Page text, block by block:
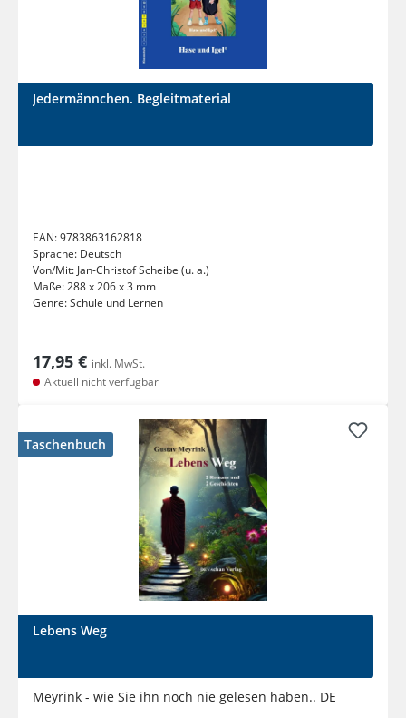
Jedermännchen. Begleitmaterial
EAN:9783863162818
Sprache: Deutsch
Von/Mit: Jan-Christof Scheibe (u. a.)
Maße:288 x 206 x 3 mm
Genre:Schule und Lernen
17,95 € inkl. MwSt.
Aktuell nicht verfügbar
Taschenbuch
Lebens Weg
Meyrink - wie Sie ihn noch nie gelesen haben.. DE